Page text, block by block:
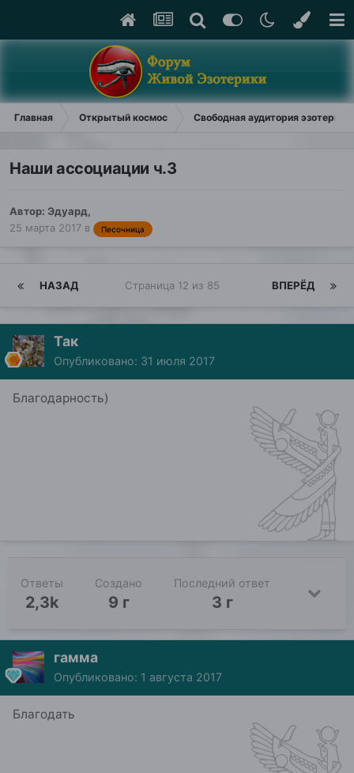
Главная Открытый космос Свободная аудитория эзотерики
Наши ассоциации ч.3
Автор: Эдуард,
25 марта 2017 в Песочница
НАЗАД ВПЕРЁД
Страница 12 из 85
Так
Опубликовано: 31 июля 2017
Благодарность)
Ответы
2,3k
Создано
9 г
Последний ответ
3 г
гамма
Опубликовано: 1 августа 2017
Благодать